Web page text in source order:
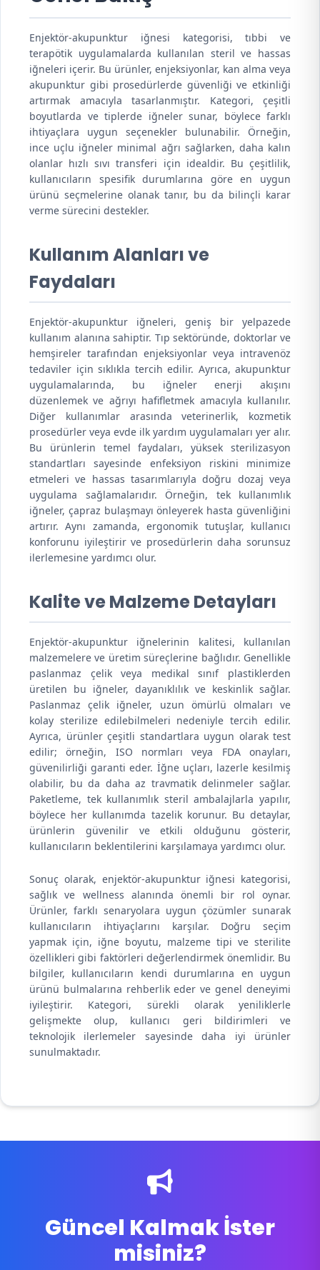
Enjektör-akupunktur iğnesi kategorisi, tıbbi ve
terapötik uygulamalarda kullanılan steril ve hassas
iğneleri içerir. Bu ürünler, enjeksiyonlar, kan alma veya
akupunktur gibi prosedürlerde güvenliği ve etkinliği
artırmak amacıyla tasarlanmıştır. Kategori, çeşitli
boyutlarda ve tiplerde iğneler sunar, böylece farklı
ihtiyaçlara uygun seçenekler bulunabilir. Örneğin,
ince uçlu iğneler minimal ağrı sağlarken, daha kalın
olanlar hızlı sıvı transferi için idealdir. Bu çeşitlilik,
kullanıcıların spesifik durumlarına göre en uygun
ürünü seçmelerine olanak tanır, bu da bilinçli karar
verme sürecini destekler.
Kullanım Alanları ve
Faydaları
Enjektör-akupunktur iğneleri, geniş bir yelpazede
kullanım alanına sahiptir. Tıp sektöründe, doktorlar ve
hemşireler tarafından enjeksiyonlar veya intravenöz
tedaviler için sıklıkla tercih edilir. Ayrıca, akupunktur
uygulamalarında, bu iğneler enerji akışını
düzenlemek ve ağrıyı hafifletmek amacıyla kullanılır.
Diğer kullanımlar arasında veterinerlik, kozmetik
prosedürler veya evde ilk yardım uygulamaları yer alır.
Bu ürünlerin temel faydaları, yüksek sterilizasyon
standartları sayesinde enfeksiyon riskini minimize
etmeleri ve hassas tasarımlarıyla doğru dozaj veya
uygulama sağlamalarıdır. Örneğin, tek kullanımlık
iğneler, çapraz bulaşmayı önleyerek hasta güvenliğini
artırır. Aynı zamanda, ergonomik tutuşlar, kullanıcı
konforunu iyileştirir ve prosedürlerin daha sorunsuz
ilerlemesine yardımcı olur.
Kalite ve Malzeme Detayları
Enjektör-akupunktur iğnelerinin kalitesi, kullanılan
malzemelere ve üretim süreçlerine bağlıdır. Genellikle
paslanmaz çelik veya medikal sınıf plastiklerden
üretilen bu iğneler, dayanıklılık ve keskinlik sağlar.
Paslanmaz çelik iğneler, uzun ömürlü olmaları ve
kolay sterilize edilebilmeleri nedeniyle tercih edilir.
Ayrıca, ürünler çeşitli standartlara uygun olarak test
edilir; örneğin, ISO normları veya FDA onayları,
güvenilirliği garanti eder. İğne uçları, lazerle kesilmiş
olabilir, bu da daha az travmatik delinmeler sağlar.
Paketleme, tek kullanımlık steril ambalajlarla yapılır,
böylece her kullanımda tazelik korunur. Bu detaylar,
ürünlerin güvenilir ve etkili olduğunu gösterir,
kullanıcıların beklentilerini karşılamaya yardımcı olur.
Sonuç olarak, enjektör-akupunktur iğnesi kategorisi,
sağlık ve wellness alanında önemli bir rol oynar.
Ürünler, farklı senaryolara uygun çözümler sunarak
kullanıcıların ihtiyaçlarını karşılar. Doğru seçim
yapmak için, iğne boyutu, malzeme tipi ve sterilite
özellikleri gibi faktörleri değerlendirmek önemlidir. Bu
bilgiler, kullanıcıların kendi durumlarına en uygun
ürünü bulmalarına rehberlik eder ve genel deneyimi
iyileştirir. Kategori, sürekli olarak yeniliklerle
gelişmekte olup, kullanıcı geri bildirimleri ve
teknolojik ilerlemeler sayesinde daha iyi ürünler
sunulmaktadır.
Güncel Kalmak İster
misiniz?